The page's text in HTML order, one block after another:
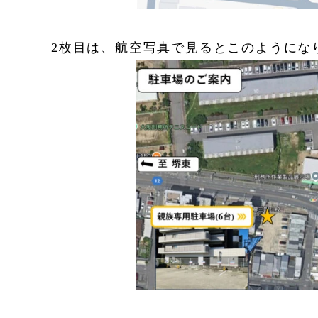
2枚目は、航空写真で見るとこのようにな